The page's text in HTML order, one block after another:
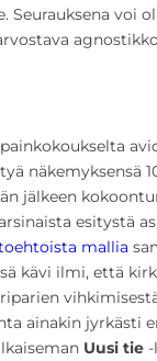
Seurauksena voi
näkemyksensä
jälkeen
esitystä
mallia
kävi ilmi, että
ainakin jyrkästi
Uusi tie-